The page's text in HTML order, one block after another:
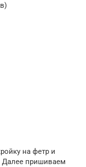
на фетр и
Далее пришиваем